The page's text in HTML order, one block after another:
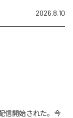
2026.8.10
信開始された。今